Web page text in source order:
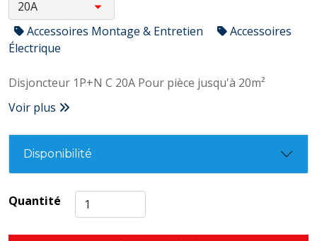
Accessoires Montage & Entretien
Accessoires
Électrique
Disjoncteur 1P+N C 20A Pour pièce jusqu'à 20m²
Voir plus
Disponibilité
Quantité